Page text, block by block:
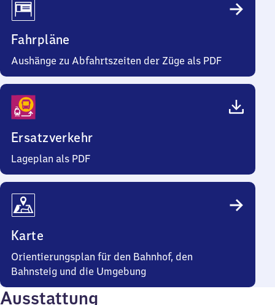
Fahrpläne
Aushänge zu Abfahrtszeiten der Züge als PDF
Ersatzverkehr
Lageplan als PDF
Karte
Orientierungsplan für den Bahnhof, den
Bahnsteig und die Umgebung
Ausstattung